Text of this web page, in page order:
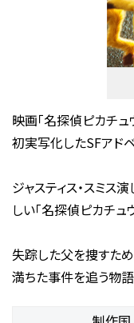
映画「名探偵ピカチ
初実写化したSFアドベ
ジャスティス・スミス
しい「名探偵ピカチュ
失踪した父を捜すた
満ちた事件を追う物語